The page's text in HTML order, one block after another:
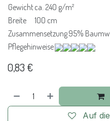
Gewichtca. 240 g/m²
Breite
100 cm
Zusammensetzung95%
Pflegehinweise
0,83 €
Auf